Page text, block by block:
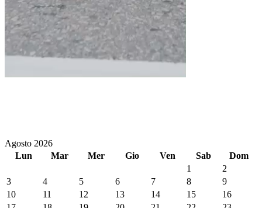
Agosto 2026
Lun
Mar Mer Gio Ven Sab
Dom
1
2
3
4 5 6 7 8
9
10
11 12 13 14 15
16